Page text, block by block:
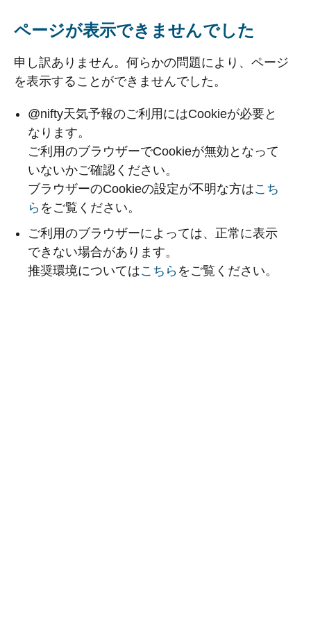
ページが表示できませんでした
申し訳ありません。何らかの問題により、ページ
を表示することができませんでした。
@nifty天気予報のご利用にはCookieが必要と
なります。
ご利用のブラウザーでCookieが無効となって
いないかご確認ください。
ブラウザーのCookieの設定が不明な方はこち
ら をご覧ください。
ご利用のブラウザーによっては、正常に表示
できない場合があります。
推奨環境についてはこちら をご覧ください。